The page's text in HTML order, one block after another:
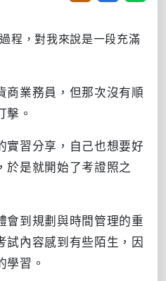
程，對我來說是一段充滿
商業務員，但那次沒有順
擊。
實習分享，自己也想要好
於是就開始了考證照之
會到規劃與時間管理的重
試內容感到有些陌生，因
學習。